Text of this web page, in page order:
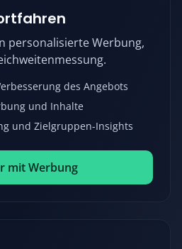
personalisierte Werbung,
des Angebots
und Inhalte
und Zielgruppen-Insights
mit Werbung